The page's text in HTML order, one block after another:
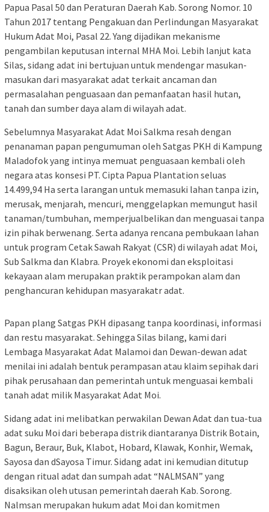
Papua Pasal 50 dan Peraturan Daerah Kab. Sorong Nomor. 10
Tahun 2017 tentang Pengakuan dan Perlindungan Masyarakat
Hukum Adat Moi, Pasal 22. Yang dijadikan mekanisme
pengambilan keputusan internal MHA Moi. Lebih lanjut kata
Silas, sidang adat ini bertujuan untuk mendengar masukan-
masukan dari masyarakat adat terkait ancaman dan
permasalahan penguasaan dan pemanfaatan hasil hutan,
tanah dan sumber daya alam di wilayah adat.
Sebelumnya Masyarakat Adat Moi Salkma resah dengan
penanaman papan pengumuman oleh Satgas PKH di Kampung
Maladofok yang intinya memuat penguasaan kembali oleh
negara atas konsesi PT. Cipta Papua Plantation seluas
14.499,94 Ha serta larangan untuk memasuki lahan tanpa izin,
merusak, menjarah, mencuri, menggelapkan memungut hasil
tanaman/tumbuhan, memperjualbelikan dan menguasai tanpa
izin pihak berwenang. Serta adanya rencana pembukaan lahan
untuk program Cetak Sawah Rakyat (CSR) di wilayah adat Moi,
Sub Salkma dan Klabra. Proyek ekonomi dan eksploitasi
kekayaan alam merupakan praktik perampokan alam dan
penghancuran kehidupan masyarakatr adat.
Papan plang Satgas PKH dipasang tanpa koordinasi, informasi
dan restu masyarakat. Sehingga Silas bilang, kami dari
Lembaga Masyarakat Adat Malamoi dan Dewan-dewan adat
menilai ini adalah bentuk perampasan atau klaim sepihak dari
pihak perusahaan dan pemerintah untuk menguasai kembali
tanah adat milik Masyarakat Adat Moi.
Sidang adat ini melibatkan perwakilan Dewan Adat dan tua-tua
adat suku Moi dari beberapa distrik diantaranya Distrik Botain,
Bagun, Beraur, Buk, Klabot, Hobard, Klawak, Konhir, Wemak,
Sayosa dan dSayosa Timur. Sidang adat ini kemudian ditutup
dengan ritual adat dan sumpah adat “NALMSAN” yang
disaksikan oleh utusan pemerintah daerah Kab. Sorong.
Nalmsan merupakan hukum adat Moi dan komitmen